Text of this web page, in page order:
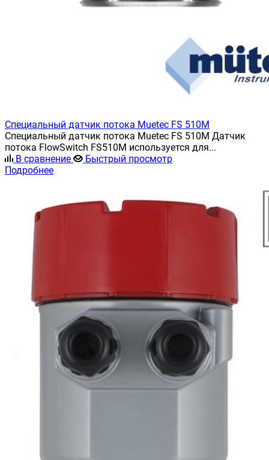
Специальный датчик потока Muetec FS 510M
Специальный датчик потока Muetec FS 510M Датчик
потока FlowSwitch FS510M используется для...
В сравнение
Быстрый просмотр
Подробнее